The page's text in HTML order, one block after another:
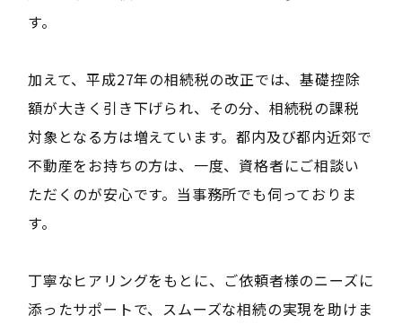
す。
加えて、平成27年の相続税の改正では、基礎控除
額が大きく引き下げられ、その分、相続税の課税
対象となる方は増えています。都内及び都内近郊で
不動産をお持ちの方は、一度、資格者にご相談い
ただくのが安心です。当事務所でも伺っておりま
す。
丁寧なヒアリングをもとに、ご依頼者様のニーズに
添ったサポートで、スムーズな相続の実現を助けま